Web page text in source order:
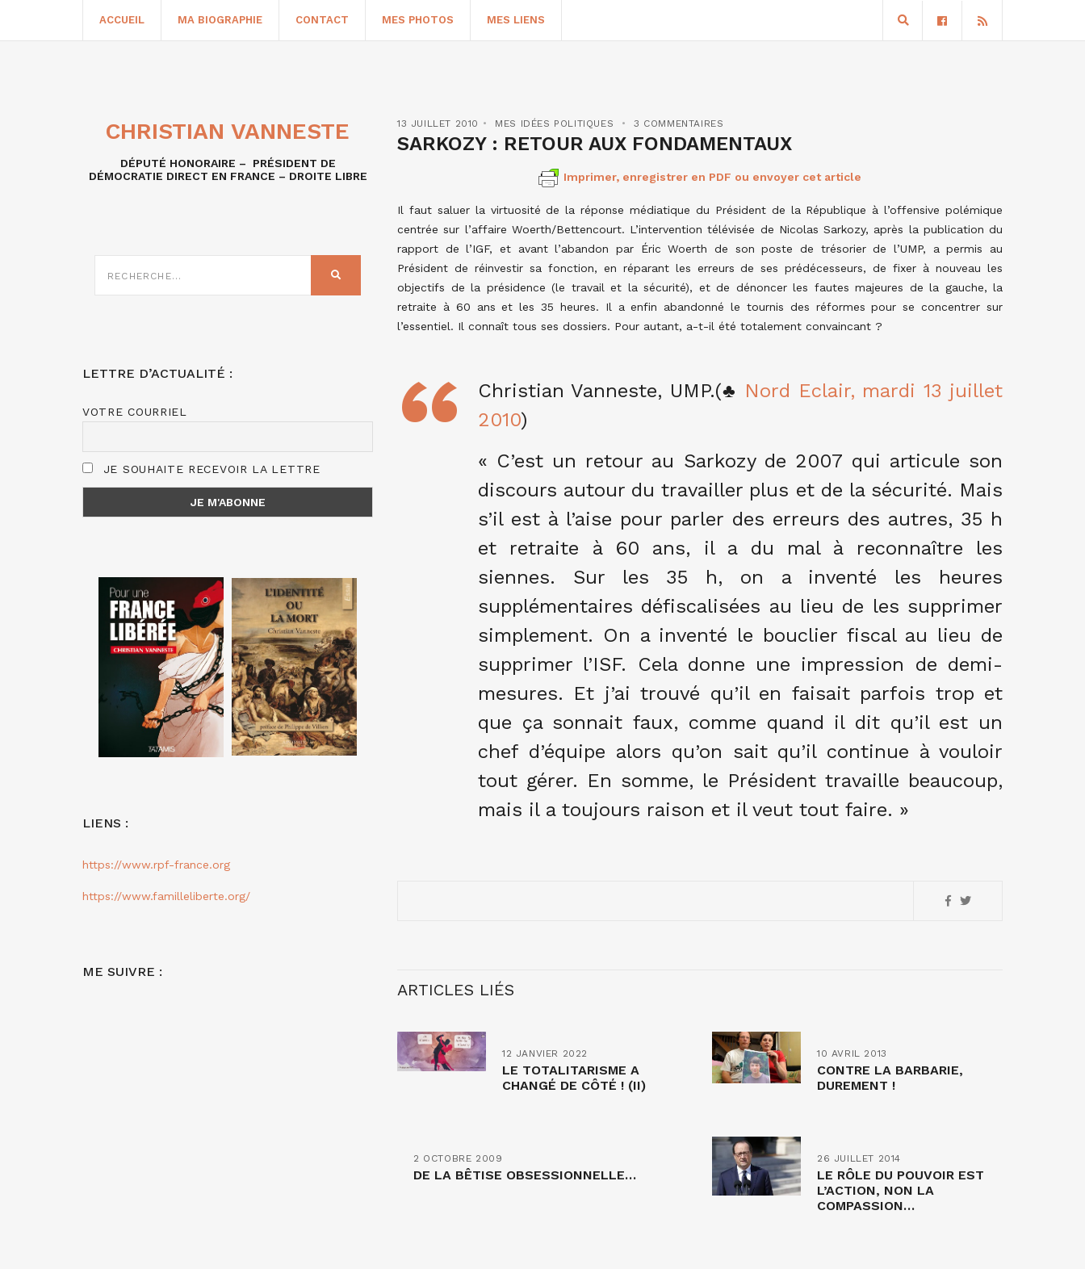
ACCUEIL MA BIOGRAPHIE CONTACT MES PHOTOS MES LIENS
13 JUILLET 2010 MES IDÉES POLITIQUES 3 COMMENTAIRES
SARKOZY : RETOUR AUX FONDAMENTAUX
Imprimer, enregistrer en PDF ou envoyer cet article
Il faut saluer la virtuosité de la réponse médiatique du Président de la République à l’offensive polémique
centrée sur l’affaire Woerth/Bettencourt. L’intervention télévisée de Nicolas Sarkozy, après la publication du
rapport de l’IGF, et avant l’abandon par Éric Woerth de son poste de trésorier de l’UMP, a permis au
Président de réinvestir sa fonction, en réparant les erreurs de ses prédécesseurs, de fixer à nouveau les
objectifs de la présidence (le travail et la sécurité), et de dénoncer les fautes majeures de la gauche, la
retraite à 60 ans et les 35 heures. Il a enfin abandonné le tournis des réformes pour se concentrer sur
l’essentiel. Il connaît tous ses dossiers. Pour autant, a-t-il été totalement convaincant ?
Christian Vanneste, UMP.(♣ Nord Eclair, mardi 13 juillet
2010)
« C’est un retour au Sarkozy de 2007 qui articule son
discours autour du travailler plus et de la sécurité. Mais
s’il est à l’aise pour parler des erreurs des autres, 35 h
et retraite à 60 ans, il a du mal à reconnaître les
siennes. Sur les 35 h, on a inventé les heures
supplémentaires défiscalisées au lieu de les supprimer
simplement. On a inventé le bouclier fiscal au lieu de
supprimer l’ISF. Cela donne une impression de demi-
mesures. Et j’ai trouvé qu’il en faisait parfois trop et
que ça sonnait faux, comme quand il dit qu’il est un
chef d’équipe alors qu’on sait qu’il continue à vouloir
tout gérer. En somme, le Président travaille beaucoup,
mais il a toujours raison et il veut tout faire. »
ARTICLES LIÉS
12 JANVIER 2022
LE TOTALITARISME A
CHANGÉ DE CÔTÉ ! (II)
10 AVRIL 2013
CONTRE LA BARBARIE,
DUREMENT !
2 OCTOBRE 2009
DE LA BÊTISE OBSESSIONNELLE…
26 JUILLET 2014
LE RÔLE DU POUVOIR EST
L’ACTION, NON LA
COMPASSION…
CHRISTIAN VANNESTE
DÉPUTÉ HONORAIRE – PRÉSIDENT DE
DÉMOCRATIE DIRECT EN FRANCE – DROITE LIBRE
SUR
RECHERCHER
LETTRE D’ACTUALITÉ :
VOTRE COURRIEL
JE SOUHAITE RECEVOIR LA LETTRE
LIENS :
https://www.rpf-france.org
https://www.familleliberte.org/
ME SUIVRE :